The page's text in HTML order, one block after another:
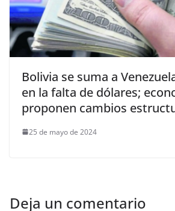
Bolivia se suma a
en la falta de dólares;
proponen cambios
25 de mayo de 2024
Deja un comentario